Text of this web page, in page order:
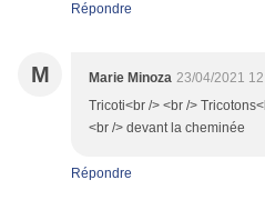
Répondre
M Marie Minoza 23/04/2021
Tricoti<br /> <br />
<br /> devant la cheminée
Répondre